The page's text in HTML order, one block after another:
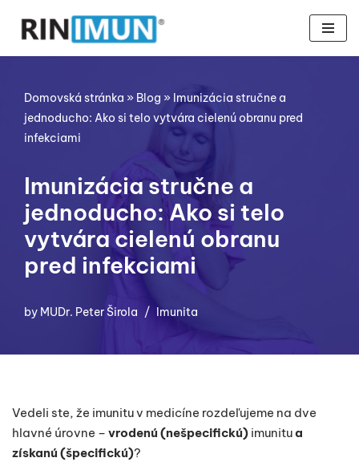
Preskočiť
Domovská stránka » Blog » Imunizácia stručne a
jednoducho: Ako si telo vytvára cielenú obranu pred
infekciami
Imunizácia stručne a
jednoducho: Ako si telo
vytvára cielenú obranu
pred infekciami
by MUDr. Peter Širola Imunita
Vedeli ste, že imunitu v medicíne rozdeľujeme na dve
hlavné úrovne – vrodenú (nešpecifickú) imunitua
získanú (špecifickú)?